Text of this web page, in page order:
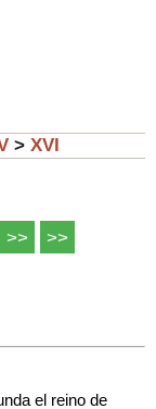
> XVI
>> >>
el reino de